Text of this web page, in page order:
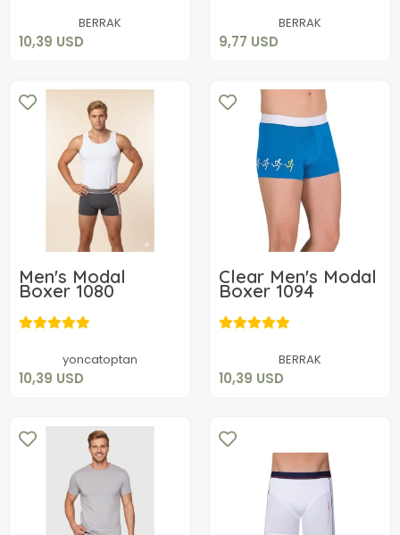
BERRAK
10,39 USD
BERRAK
9,77 USD
Men's Modal
Boxer 1080
yoncatoptan
10,39 USD
10,39 USD
Clear Men's Modal
Boxer 1094
BERRAK
10,39 USD
10,39 USD